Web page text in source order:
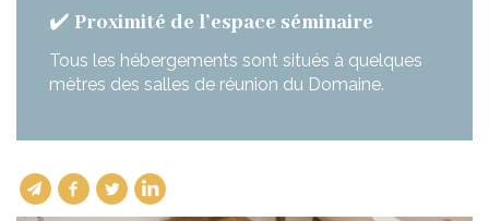
✔️ Proximité de l’espace séminaire
Tous les hébergements sont situés à quelques
mètres des salles de réunion du Domaine.